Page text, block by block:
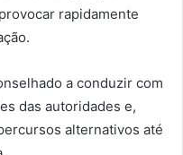
rapidamente
a conduzir com
das autoridades e,
alternativos até